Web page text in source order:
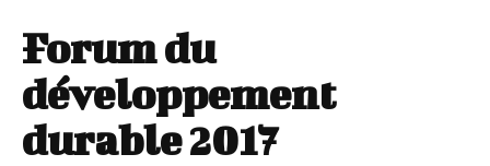
Forum du
développement
durable 2017